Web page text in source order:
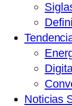
Noticias